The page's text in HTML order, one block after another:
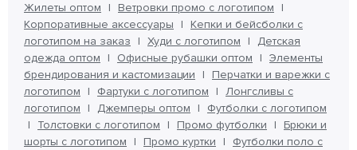
Жилеты оптом
Ветровки промо с логотипом
Корпоративные аксессуары
Кепки и бейсболки с
логотипом на заказ
Худи с логотипом
Детская
одежда оптом
Офисные рубашки оптом
Элементы
брендирования и кастомизации
Перчатки и варежки с
логотипом
Фартуки с логотипом
Лонгсливы с
логотипом
Джемперы оптом
Футболки с логотипом
Толстовки с логотипом
Промо футболки
Брюки и
шорты с логотипом
Промо куртки
Футболки поло с